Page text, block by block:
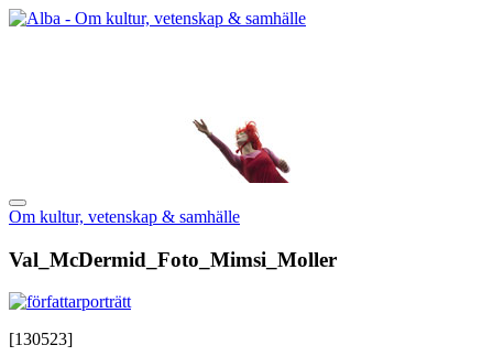
Om kultur, vetenskap & samhälle
Val_McDermid_Foto_Mimsi_Moller
[130523]